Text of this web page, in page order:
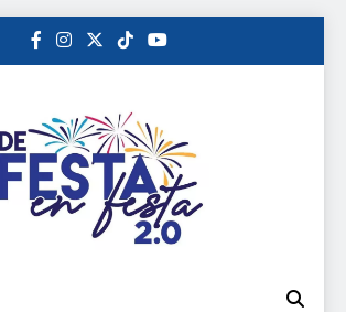
De festa en festa 2.0